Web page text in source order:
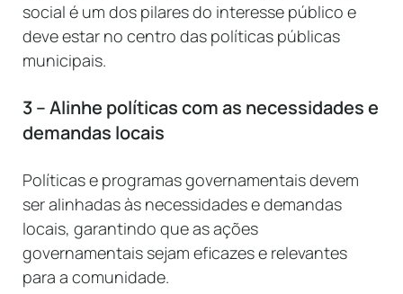
social é um dos pilares do interesse público e
deve estar no centro das políticas públicas
municipais.
3 – Alinhe políticas com as necessidades e
demandas locais
Políticas e programas governamentais devem
ser alinhadas às necessidades e demandas
locais, garantindo que as ações
governamentais sejam eficazes e relevantes
para a comunidade.